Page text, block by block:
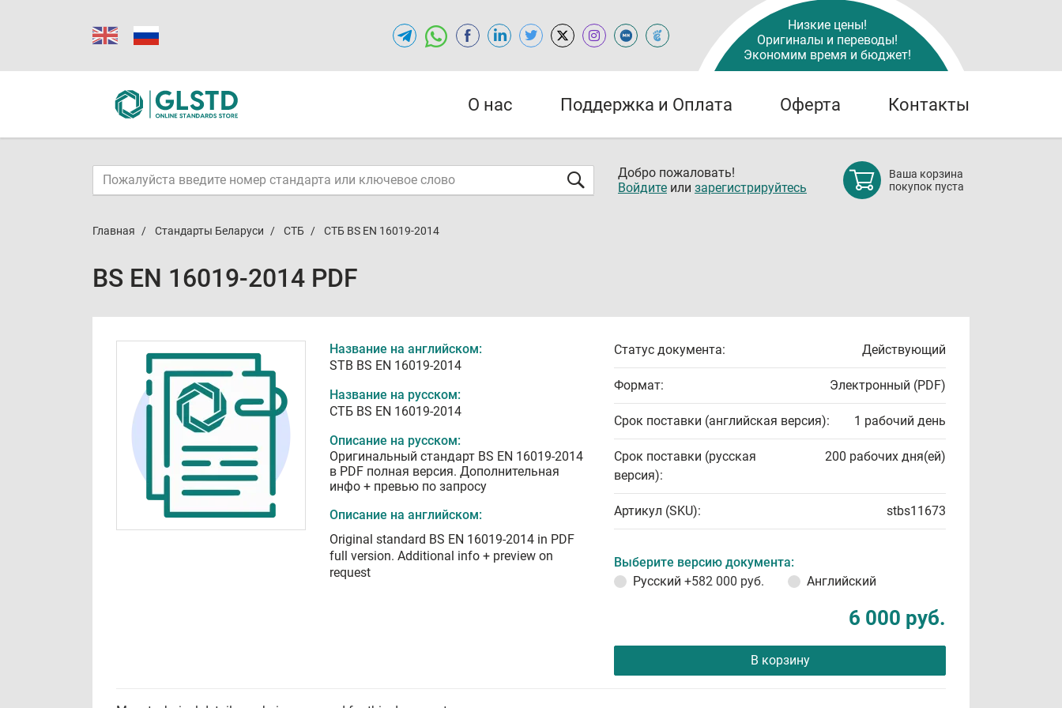
Низкие цены!
Оригиналы и переводы!
Экономим время и бюджет!
О нас Поддержка и Оплата Оферта Контакты
Добро пожаловать!
Войдите или зарегистрируйтесь
Ваша корзина
покупок пуста
Главная Стандарты Беларуси СТБ СТБ BS EN 16019-2014
BS EN 16019-2014 PDF
Название на английском:
STB BS EN 16019-2014
Название на русском:
СТБ BS EN 16019-2014
Описание на русском:
Оригинальный стандарт BS EN 16019-2014
в PDF полная версия. Дополнительная
инфо + превью по запросу
Описание на английском:
Original standard BS EN 16019-2014 in PDF
full version. Additional info + preview on
request
Статус документа: Действующий
Формат: Электронный (PDF)
Срок поставки (английская версия): 1 рабочий день
Срок поставки (русская
версия):
200 рабочих дня(ей)
Артикул (SKU): stbs11673
Выберите версию документа:
Русский +582 000 руб. Английский
6 000 руб.
В корзину